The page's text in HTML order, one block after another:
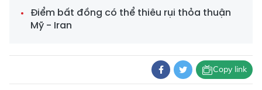
Điểm bất đồng có thể thiêu rụi thỏa thuận
Mỹ - Iran
Copy link